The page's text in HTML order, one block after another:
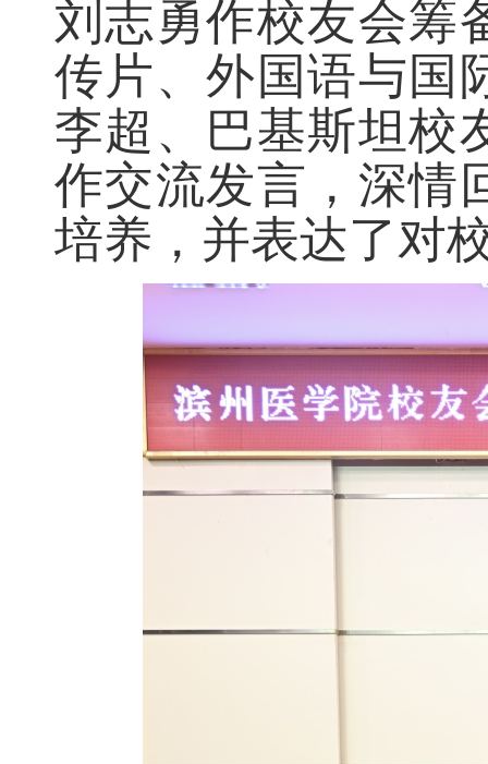
刘志勇作校友会筹
传片、外国语与国
李超、巴基斯坦校
作交流发言，深情
培养，并表达了对